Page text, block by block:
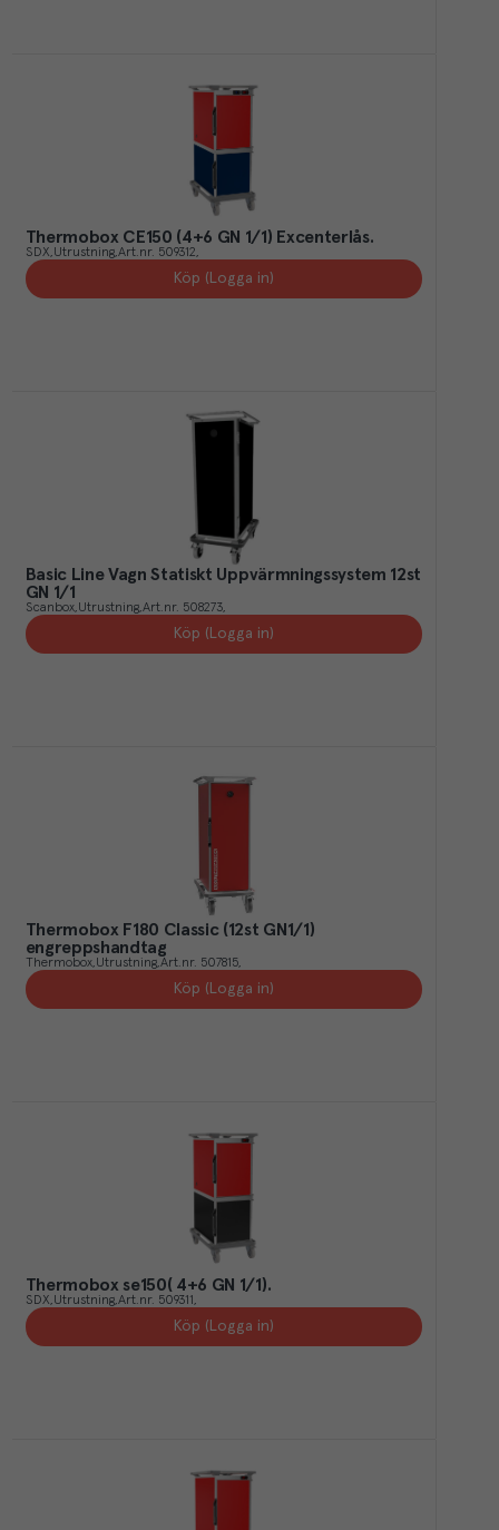
Thermobox CE150 (4+6 GN 1/1) Excenterlås.
SDX Utrustning Art.nr. 509312
Köp (Logga in)
Basic Line Vagn Statiskt Uppvärmningssystem 12st
GN 1/1
Scanbox Utrustning Art.nr. 508273
Köp (Logga in)
Thermobox F180 Classic (12st GN1/1)
engreppshandtag
Thermobox Utrustning Art.nr. 507815
Köp (Logga in)
Thermobox se150( 4+6 GN 1/1).
SDX Utrustning Art.nr. 509311
Köp (Logga in)